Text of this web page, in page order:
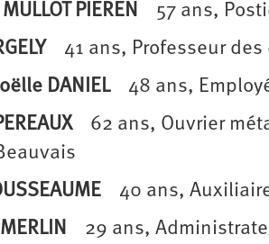
PIEREN 57 ans,
41 ans, Professeur des
DANIEL48 ans,
62 ans, Ouvrier
40 ans,
29 ans,